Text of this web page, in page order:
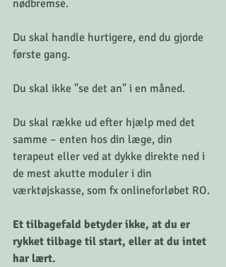
nødbremse.
Du skal handle hurtigere, end du gjorde
første gang.
Du skal ikke "se det an" i en måned.
Du skal række ud efter hjælp med det
samme – enten hos din læge, din
terapeut eller ved at dykke direkte ned i
de mest akutte moduler i din
værktøjskasse, som fx onlineforløbet RO.
Et tilbagefald betyder ikke, at du er
rykket tilbage til start, eller at du intet
har lært.